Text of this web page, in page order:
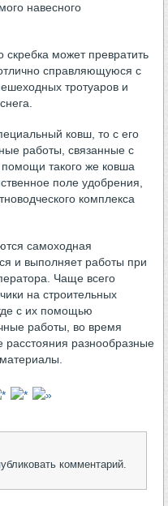
навесного
скребка может превратить
справляющуюся с
тротуаров и
ковш, то с его
работы, связанные с
такого же ковша
поле удобрения,
комплекса
самоходная
и выполняет работы при
Чаще всего
на строительных
с их помощью
работы, во время
разнообразные
комментарий.